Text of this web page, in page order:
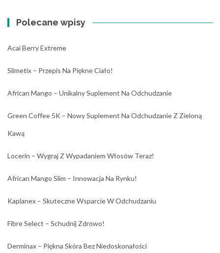
Polecane wpisy
Acai Berry Extreme
Slimetix – Przepis Na Piękne Ciało!
African Mango – Unikalny Suplement Na Odchudzanie
Green Coffee 5K – Nowy Suplement Na Odchudzanie Z Zieloną
Kawą
Locerin – Wygraj Z Wypadaniem Włosów Teraz!
African Mango Slim – Innowacja Na Rynku!
Kaplanex – Skuteczne Wsparcie W Odchudzaniu
Fibre Select – Schudnij Zdrowo!
Derminax – Piękna Skóra Bez Niedoskonałości